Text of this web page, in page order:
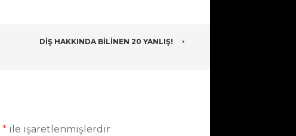
DIŞ HAKKINDA BILINEN 20 YANLIŞ!
* ile işaretlenmişlerdir